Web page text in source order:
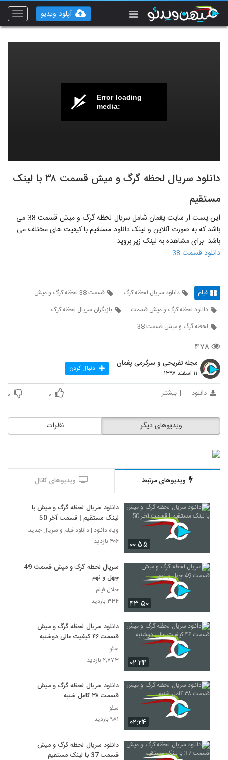
Toggle
آپلود ویدیو
Error loading
media:
دانلود سریال لحظه گرگ و میش قسمت ۳۸ با لینک
مستقیم
این پست از سایت پغمان شامل سریال لحظه گرگ و میش قسمت 38 می
باشد که به صورت آنلاین و لینک دانلود مستقیم با کیفیت های مختلف می
باشد. برای مشاهده به لینک زیر بروید.
دانلود قسمت 38
فیلم دانلود سریال لحظه گرگ
قسمت 38 لحظه گرگ و میش
دانلود لحظه گرگ و میش قسمت
بازيگران سريال لحظه گرگ
لحظه گرگ و میش قسمت 38
۴۷۸
مجله تفریحی و سرگرمی پغمان
۱۱ اسفند ۱۳۹۷ دنبال کردن
دانلود بیشتر ۰ ۰
نظرات ویدیوهای دیگر
ویدیوهای مرتبط ویدیوهای کانال
۰۰:۵۵
دانلود سریال لحظه گرگ و میش با
لینک مستقیم | قسمت آخر 50
ویاه دانلود | دانلود فیلم و سریال جدید
۴۰۶ بازدید
۴۳:۵۰
سریال لحظه گرگ و میش قسمت 49
چهل و نهم
حلال فیلم
۳۴۴ بازدید
۰۲:۲۴
دانلود سریال لحظه گرگ و میش
قسمت ۴۶ کیفیت عالی دوشنبه
سئو
۲,۷۷۳ بازدید
۰۲:۲۴
دانلود سریال لحظه گرگ و میش
قسمت ۳۸ کامل شنبه
سئو
۹۸۱ بازدید
دانلود سریال لحظه گرگ و میش
قسمت 37 با لینک مستقیم